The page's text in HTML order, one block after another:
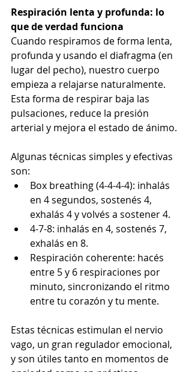
Respiración lenta y profunda: lo
que de verdad funciona
Cuando respiramos de forma lenta,
profunda y usando el diafragma (en
lugar del pecho), nuestro cuerpo
empieza a relajarse naturalmente.
Esta forma de respirar baja las
pulsaciones, reduce la presión
arterial y mejora el estado de ánimo.
Algunas técnicas simples y efectivas
son:
Box breathing (4-4-4-4): inhalás
en 4 segundos, sostenés 4,
exhalás 4 y volvés a sostener 4.
4-7-8: inhalás en 4, sostenés 7,
exhalás en 8.
Respiración coherente: hacés
entre 5 y 6 respiraciones por
minuto, sincronizando el ritmo
entre tu corazón y tu mente.
Estas técnicas estimulan el nervio
vago, un gran regulador emocional,
y son útiles tanto en momentos de